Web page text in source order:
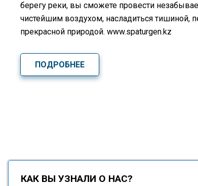
берегу реки, вы сможете провести
чистейшим воздухом, насладиться тишиной,
прекрасной природой. www.spaturgen.kz
ПОДРОБНЕЕ
КАК ВЫ УЗНАЛИ О НАС?